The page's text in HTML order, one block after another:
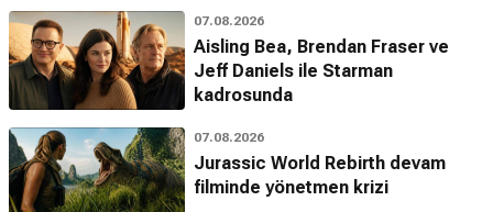
07.08.2026
Aisling Bea, Brendan Fraser ve
Jeff Daniels ile Starman
kadrosunda
07.08.2026
Jurassic World Rebirth devam
filminde yönetmen krizi